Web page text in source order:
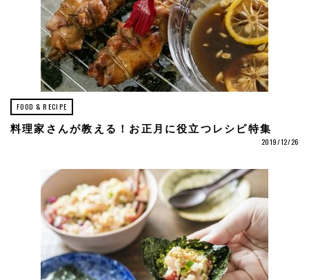
FOOD & RECIPE
料理家さんが教える！お正月に役立つレシピ特集
2019/12/26